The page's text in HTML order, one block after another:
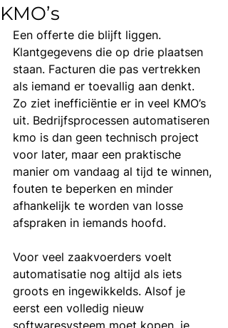
KMO’s
Een offerte die blijft liggen.
Klantgegevens die op drie plaatsen
staan. Facturen die pas vertrekken
als iemand er toevallig aan denkt.
Zo ziet inefficiëntie er in veel KMO’s
uit. Bedrijfsprocessen automatiseren
kmo is dan geen technisch project
voor later, maar een praktische
manier om vandaag al tijd te winnen,
fouten te beperken en minder
afhankelijk te worden van losse
afspraken in iemands hoofd.
Voor veel zaakvoerders voelt
automatisatie nog altijd als iets
groots en ingewikkelds. Alsof je
eerst een volledig nieuw
softwaresysteem moet kopen, je